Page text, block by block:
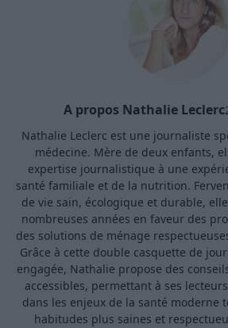
A propos Nathalie Leclerc
Nathalie Leclerc est une journaliste
médecine. Mère de deux enfants,
expertise journalistique à une
santé familiale et de la nutrition.
de vie sain, écologique et durable,
nombreuses années en faveur des
des solutions de ménage
Grâce à cette double casquette de
engagée, Nathalie propose des
accessibles, permettant à ses
dans les enjeux de la santé moderne
habitudes plus saines et